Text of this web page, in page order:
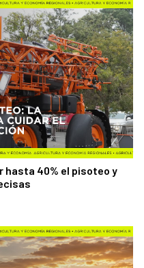
40% el pisoteo y